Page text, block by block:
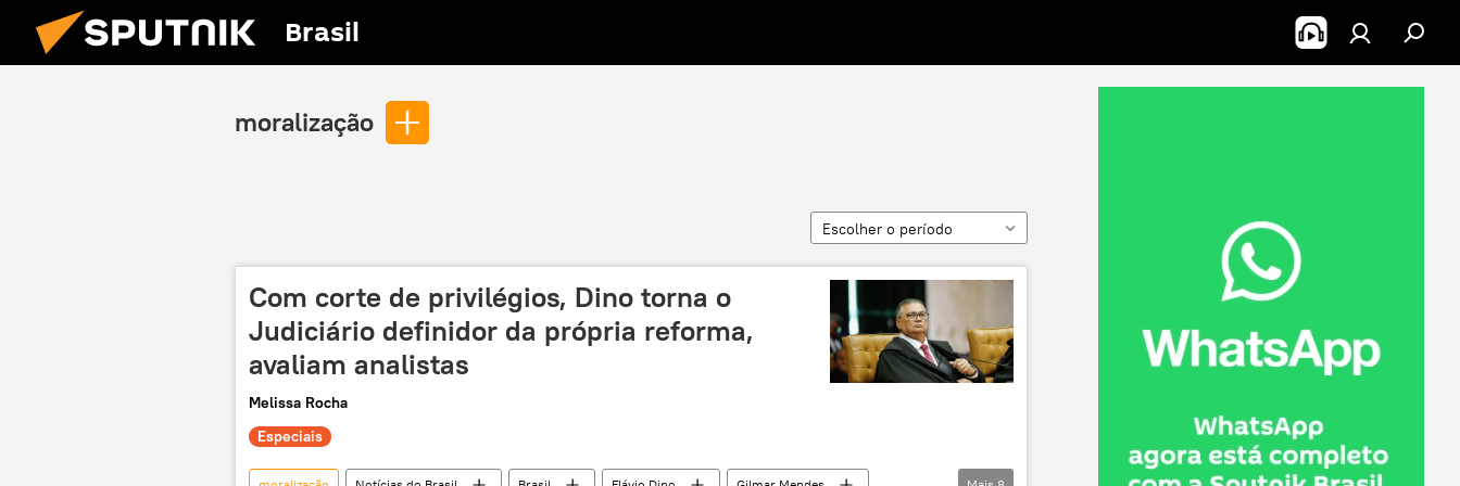
Brasil
moralização
Escolher o período
Com corte de privilégios, Dino torna o
Judiciário definidor da própria reforma,
avaliam analistas
Melissa Rocha
Especiais